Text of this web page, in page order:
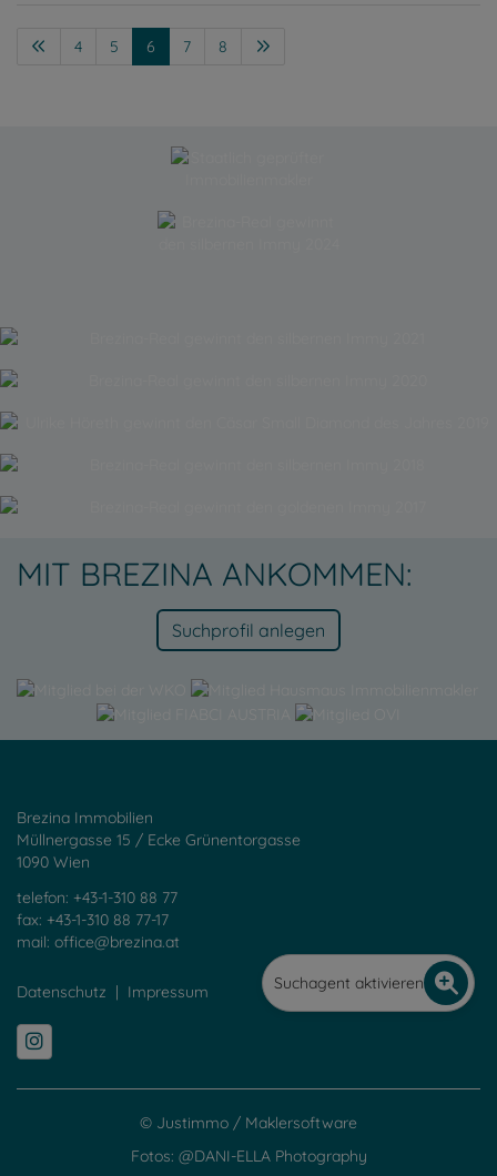
4 5 6 7 8
MIT BREZINA ANKOMMEN:
Suchprofil anlegen
Brezina Immobilien
Müllnergasse 15 / Ecke Grünentorgasse
1090 Wien
telefon: +43-1-310 88 77
fax: +43-1-310 88 77-17
mail: office@brezina.at
Datenschutz | Impressum
© Justimmo / Maklersoftware
Fotos: @DANI-ELLA Photography
Suchagent aktivieren